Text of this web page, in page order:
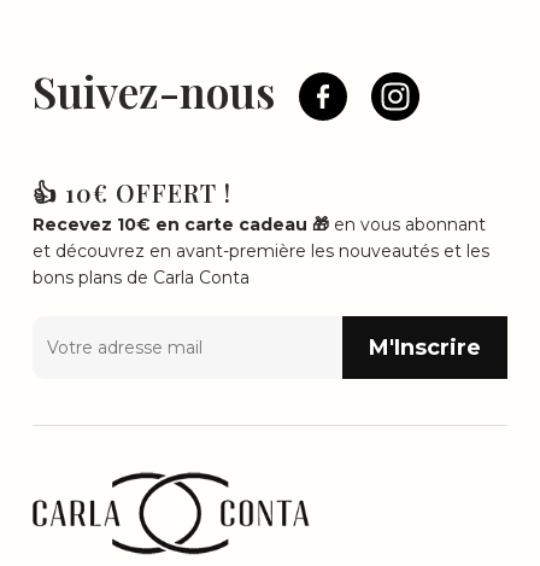
Suivez-nous
👍 10€ OFFERT !
Recevez 10€ en carte cadeau 🎁en vous abonnant
et découvrez en avant-première les nouveautés et les
bons plans de Carla Conta